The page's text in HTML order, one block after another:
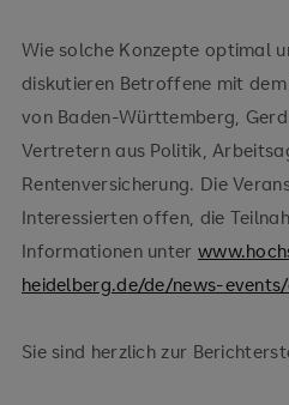
Wie solche Konzepte optimal
diskutieren Betroffene mit
von Baden-Württemberg,
Vertretern aus Politik,
Rentenversicherung. Die
Interessierten offen, die
Informationen unter
heidelberg.de/de/news-
Sie sind herzlich zur